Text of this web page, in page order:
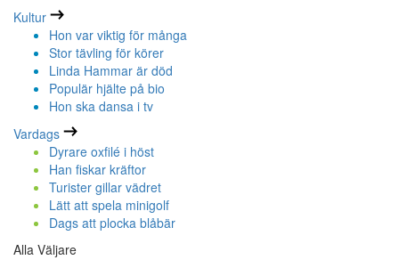
Kultur
Hon var viktig för många
Stor tävling för körer
Linda Hammar är död
Populär hjälte på bio
Hon ska dansa i tv
Vardags
Dyrare oxfilé i höst
Han fiskar kräftor
Turister gillar vädret
Lätt att spela minigolf
Dags att plocka blåbär
Alla Väljare